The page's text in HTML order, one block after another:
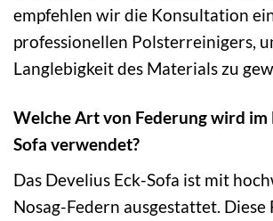
empfehlen wir die Konsultation
professionellen Polsterreinigers,
Langlebigkeit des Materials zu
Welche Art von Federung wird im
Sofa verwendet?
Das Develius Eck-Sofa ist mit
Nosag-Federn ausgestattet. Diese